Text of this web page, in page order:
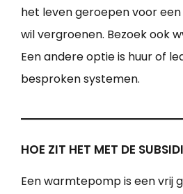
het leven geroepen voor
wil vergroenen. Bezoek ook
Een andere optie is huur of
besproken systemen.
HOE ZIT HET MET DE
Een warmtepomp is een vrij